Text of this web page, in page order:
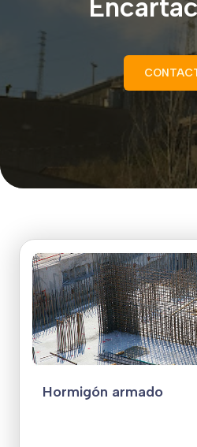
Hormigón armado